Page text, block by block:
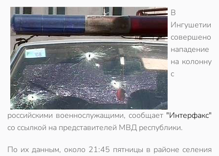
В
Ингушетии
совершено
нападение
на колонну
с
российскими военнослужащими, сообщает "Интерфакс"
со ссылкой на представителей МВД республики.
По их данным, около 21:45 пятницы в районе селения